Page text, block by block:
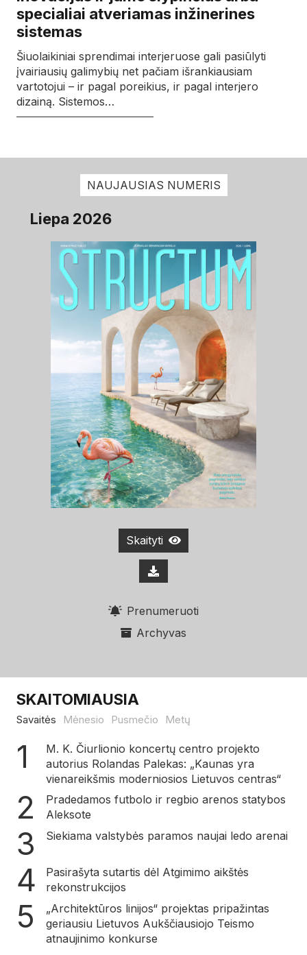
specialiai atveriamas inžinerines
sistemas
Šiuolaikiniai sprendimai interjeruose gali pasiūlyti
įvairiausių galimybių net pačiam išrankiausiam
vartotojui – ir pagal poreikius, ir pagal interjero
dizainą. Sistemos…
NAUJAUSIAS NUMERIS
Liepa 2026
Skaityti
Prenumeruoti
Archyvas
SKAITOMIAUSIA
Savaitės Mėnesio Pusmečio Metų
M. K. Čiurlionio koncertų centro projekto
autorius Rolandas Palekas: „Kaunas yra
vienareikšmis moderniosios Lietuvos centras“
Pradedamos futbolo ir regbio arenos statybos
Aleksote
Siekiama valstybės paramos naujai ledo arenai
Pasirašyta sutartis dėl Atgimimo aikštės
rekonstrukcijos
„Architektūros linijos“ projektas pripažintas
geriausiu Lietuvos Aukščiausiojo Teismo
atnaujinimo konkurse